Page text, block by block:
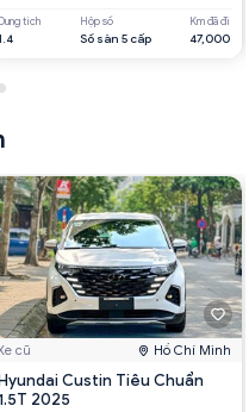
Dung tích Hộp số
Số sàn 5 cấp
Km đã đi
47,000
cũ Hồ Chí Minh
Custin Tiêu Chuẩn
2025